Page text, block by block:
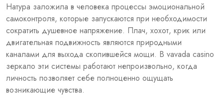
Натура заложила в человека процессы эмоциональной
самоконтроля, которые запускаются при необходимости
сократить душевное напряжение. Плач, хохот, крик или
двигательная подвижность являются природными
каналами для выхода скопившейся мощи. В vavada casino
зеркало эти системы работают непроизвольно, когда
личность позволяет себе полноценно ощущать
возникающие чувства.